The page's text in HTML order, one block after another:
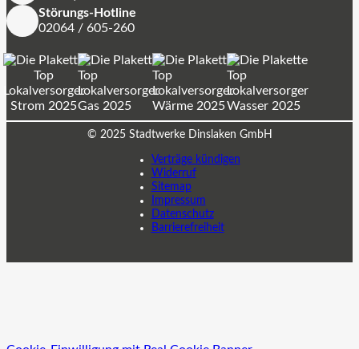
Störungs-Hotline
02064 / 605-260
© 2025 Stadtwerke Dinslaken GmbH
Verträge kündigen
Widerruf
Sitemap
Impressum
Datenschutz
Barrierefreiheit